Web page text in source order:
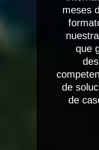
meses
que
de
de